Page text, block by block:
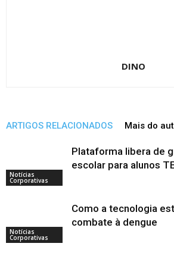
DINO
ARTIGOS RELACIONADOS Mais do
Notícias
Corporativas
Plataforma libera de
escolar para alunos
Notícias
Corporativas
Como a tecnologia
combate à dengue